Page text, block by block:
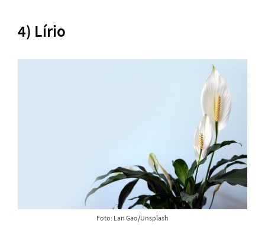
4) Lírio
Foto: Lan Gao/Unsplash